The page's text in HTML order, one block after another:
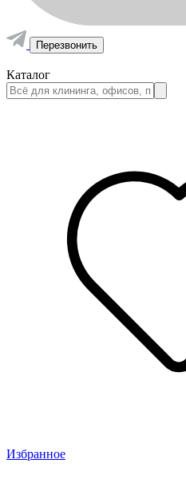
Перезвонить
Каталог
Избранное